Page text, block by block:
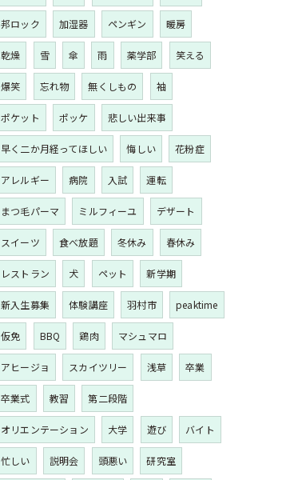
邦ロック 加湿器 ペンギン 暖房
乾燥 雪 傘 雨 薬学部 笑える
爆笑 忘れ物 無くしもの 袖
ポケット ポッケ 悲しい出来事
早く二か月経ってほしい 悔しい 花粉症
アレルギー 病院 入試 運転
まつ毛パーマ ミルフィーユ デザート
スイーツ 食べ放題 冬休み 春休み
レストラン 犬 ペット 新学期
新入生募集 体験講座 羽村市 peaktime
仮免 BBQ 鶏肉 マシュマロ
アヒージョ スカイツリー 浅草 卒業
卒業式 教習 第二段階
オリエンテーション 大学 遊び バイト
忙しい 説明会 頭悪い 研究室